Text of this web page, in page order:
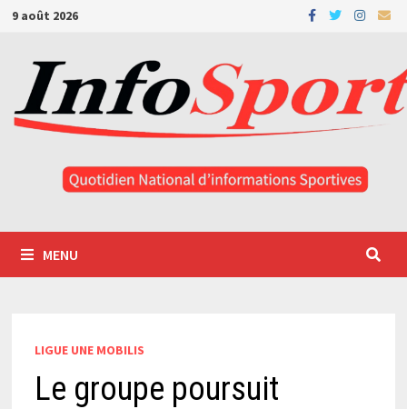
Passer
contenu
9 août 2026
MENU
LIGUE UNE MOBILIS
Le groupe poursuit